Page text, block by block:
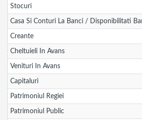
Stocuri
Casa Si Conturi La Banci / Disponibilitati
Creante
Cheltuieli In Avans
Venituri In Avans
Capitaluri
Patrimoniul Regiei
Patrimoniul Public